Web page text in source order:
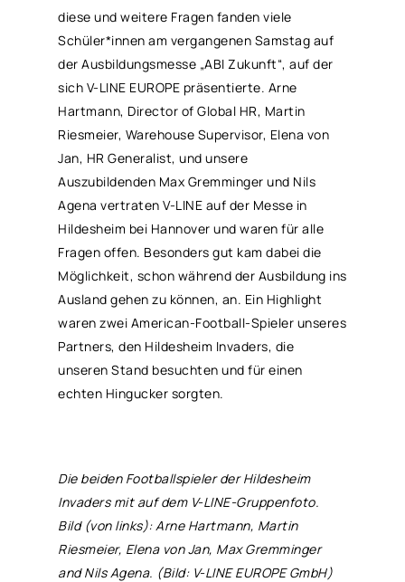
diese und weitere Fragen fanden viele
Schüler*innen am vergangenen Samstag auf
der Ausbildungsmesse „ABI Zukunft“, auf der
sich V-LINE EUROPE präsentierte. Arne
Hartmann, Director of Global HR, Martin
Riesmeier, Warehouse Supervisor, Elena von
Jan, HR Generalist, und unsere
Auszubildenden Max Gremminger und Nils
Agena vertraten V-LINE auf der Messe in
Hildesheim bei Hannover und waren für alle
Fragen offen. Besonders gut kam dabei die
Möglichkeit, schon während der Ausbildung ins
Ausland gehen zu können, an. Ein Highlight
waren zwei American-Football-Spieler unseres
Partners, den Hildesheim Invaders, die
unseren Stand besuchten und für einen
echten Hingucker sorgten.
Die beiden Footballspieler der Hildesheim
Invaders mit auf dem V-LINE-Gruppenfoto.
Bild (von links): Arne Hartmann, Martin
Riesmeier, Elena von Jan, Max Gremminger
and Nils Agena. (Bild: V-LINE EUROPE GmbH)